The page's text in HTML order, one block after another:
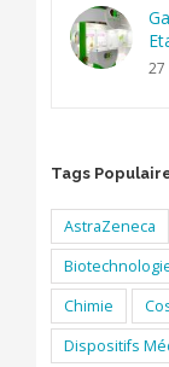
27
Tags
AstraZeneca
Chimie
Dispositifs